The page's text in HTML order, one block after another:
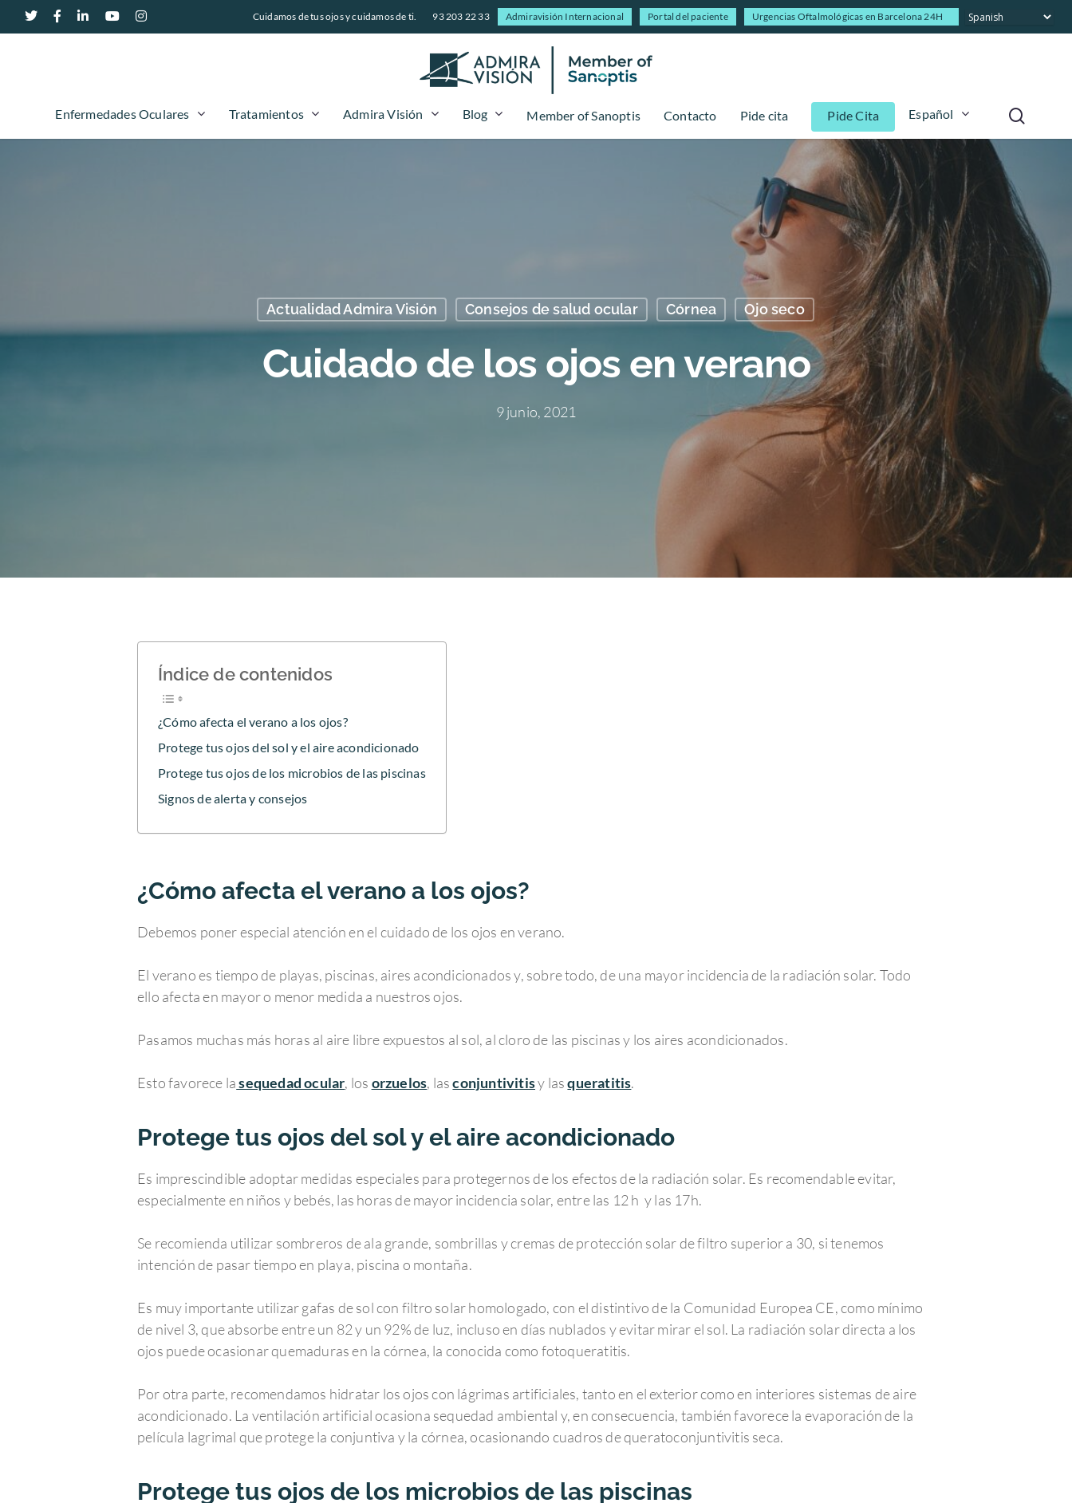
Cuidamos de tus ojos y cuidamos de ti. 93 203 22 33 Admiravisión Internacional Portal del paciente Urgencias Oftalmológicas en Barcelona 24H
Enfermedades Oculares Tratamientos Admira Visión Blog Member of Sanoptis Contacto Pide cita Pide Cita Español
Actualidad Admira Visión Consejos de salud ocular Córnea Ojo seco
Cuidado de los ojos en verano
9 junio, 2021
Índice de contenidos
¿Cómo afecta el verano a los ojos?
Protege tus ojos del sol y el aire acondicionado
Protege tus ojos de los microbios de las piscinas
Signos de alerta y consejos
¿Cómo afecta el verano a los ojos?
Debemos poner especial atención en el cuidado de los ojos en verano.
El verano es tiempo de playas, piscinas, aires acondicionados y, sobre todo, de una mayor incidencia de la radiación solar. Todo
ello afecta en mayor o menor medida a nuestros ojos.
Pasamos muchas más horas al aire libre expuestos al sol, al cloro de las piscinas y los aires acondicionados.
Esto favorece lasequedad ocular, los orzuelos, lasconjuntivitisy lasqueratitis.
Protege tus ojos del sol y el aire acondicionado
Es imprescindible adoptar medidas especiales para protegernos de los efectos de la radiación solar. Es recomendable evitar,
especialmente en niños y bebés, las horas de mayor incidencia solar, entre las 12 h y las 17h.
Se recomienda utilizar sombreros de ala grande, sombrillas y cremas de protección solar de filtro superior a 30, si tenemos
intención de pasar tiempo en playa, piscina o montaña.
Es muy importante utilizar gafas de sol con filtro solar homologado, con el distintivo de la Comunidad Europea CE, como mínimo
de nivel 3, que absorbe entre un 82 y un 92% de luz, incluso en días nublados y evitar mirar el sol. La radiación solar directa a los
ojos puede ocasionar quemaduras en la córnea, la conocida como fotoqueratitis.
Por otra parte, recomendamos hidratar los ojos con lágrimas artificiales, tanto en el exterior como en interiores sistemas de aire
acondicionado. La ventilación artificial ocasiona sequedad ambiental y, en consecuencia, también favorece la evaporación de la
película lagrimal que protege la conjuntiva y la córnea, ocasionando cuadros de queratoconjuntivitis seca.
Protege tus ojos de los microbios de las piscinas